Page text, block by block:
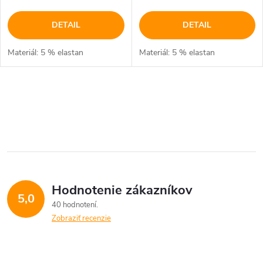
DETAIL
Materiál: 5 % elastan
DETAIL
Materiál: 5 % elastan
l
d
a
5,0 Hodnotenie zákazníkov
40 hodnotení
Zobraziť recenzie